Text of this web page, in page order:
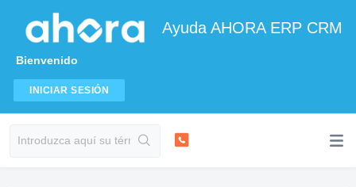
Ayuda AHORA ERP CRM
Bienvenido
INICIAR SESIÓN